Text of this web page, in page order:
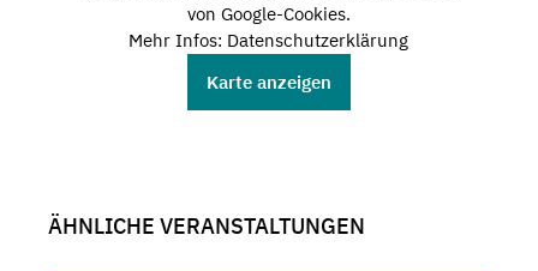
von Google-Cookies.
Mehr Infos: Datenschutzerklärung
Karte anzeigen
ÄHNLICHE VERANSTALTUNGEN